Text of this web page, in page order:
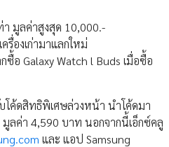
มูลค่าสูงสุด 10,000.-
รื่องเก่ามาแลกใหม่
อ Galaxy Watch l Buds เมื่อซื้อ
โค้ดสิทธิพิเศษล่วงหน้า นำโค้ดมา
ลค่า 4,590 บาท นอกจากนี้เอ็กซ์คลู
และ แอป Samsung